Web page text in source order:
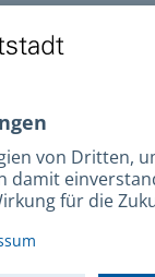
zu finden.
gewünschten